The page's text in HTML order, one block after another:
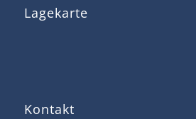
Lagekarte
Kontakt